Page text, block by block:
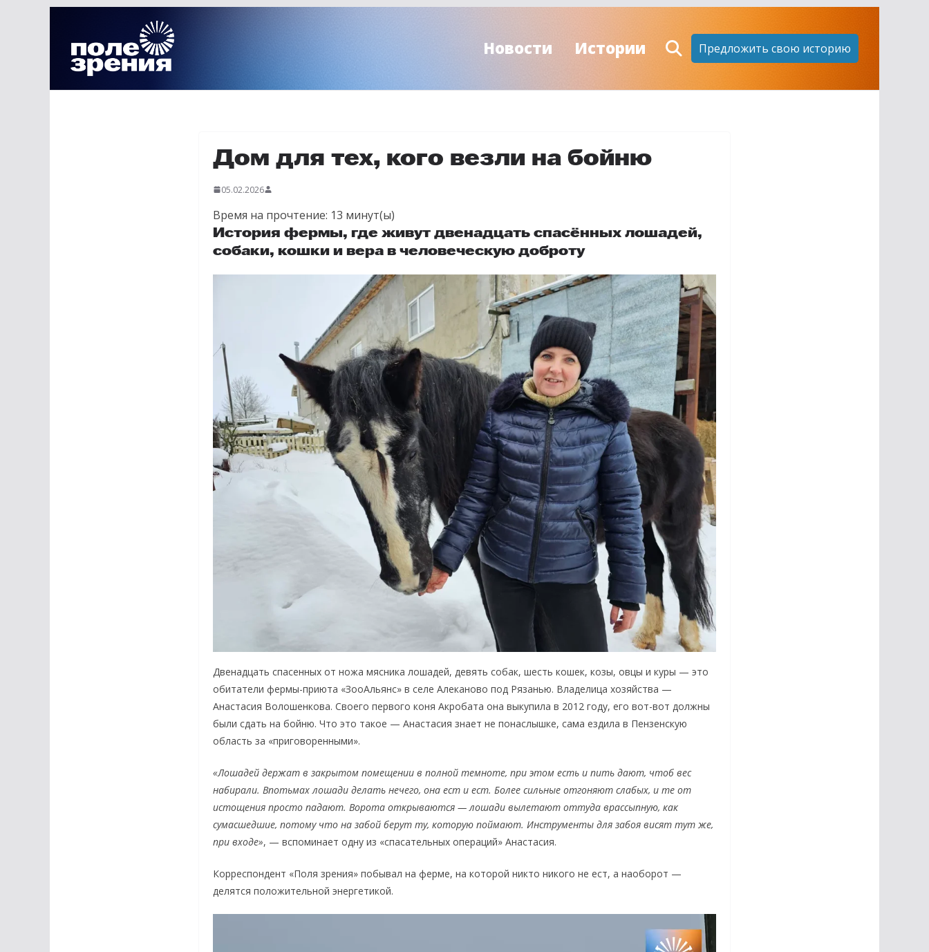
содержимому
Новости Истории Предложить свою историю
Дом для тех, кого везли на бойню
05.02.2026
Время на прочтение: 13 минут(ы)
История фермы, где живут двенадцать спасённых лошадей,
собаки, кошки и вера в человеческую доброту
Двенадцать спасенных от ножа мясника лошадей, девять собак, шесть кошек, козы, овцы и куры — это
обитатели фермы-приюта «ЗооАльянс» в селе Алеканово под Рязанью. Владелица хозяйства —
Анастасия Волошенкова. Своего первого коня Акробата она выкупила в 2012 году, его вот-вот должны
были сдать на бойню. Что это такое — Анастасия знает не понаслышке, сама ездила в Пензенскую
область за «приговоренными».
«Лошадей держат в закрытом помещении в полной темноте, при этом есть и пить дают, чтоб вес
набирали. Впотьмах лошади делать нечего, она ест и ест. Более сильные отгоняют слабых, и те от
истощения просто падают. Ворота открываются — лошади вылетают оттуда врассыпную, как
сумасшедшие, потому что на забой берут ту, которую поймают. Инструменты для забоя висят тут же,
при входе», — вспоминает одну из «спасательных операций» Анастасия.
Корреспондент «Поля зрения» побывал на ферме, на которой никто никого не ест, а наоборот —
делятся положительной энергетикой.